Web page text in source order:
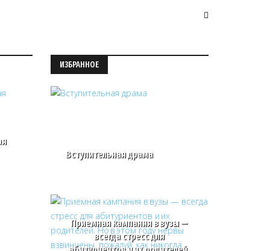
ИЗБРАННОЕ
Вступительная драма
Приемная кампания в вузы —
всегда стресс для